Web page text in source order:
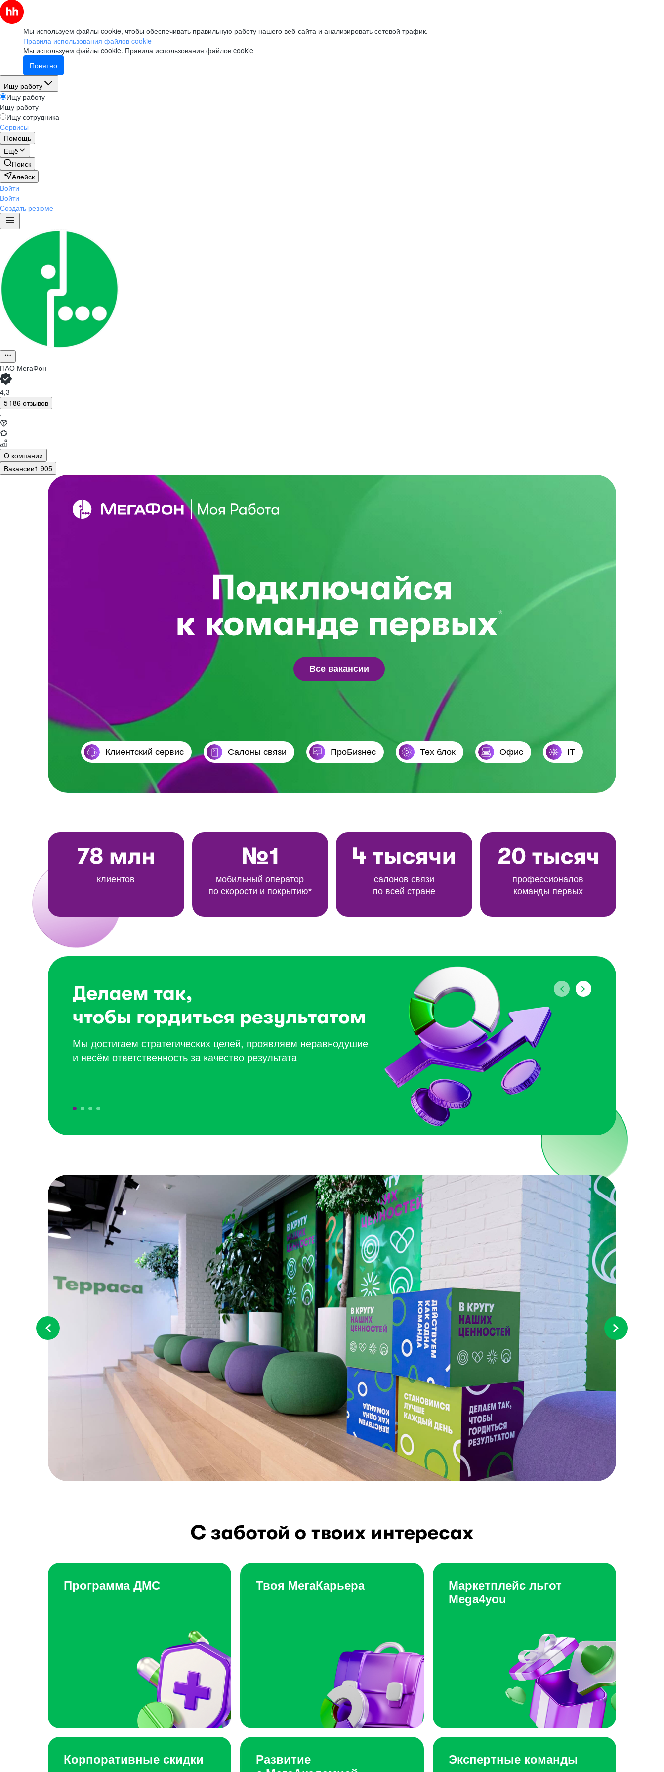
Мы используем файлы cookie, чтобы обеспечивать правильную работу нашего веб-сайта и анализировать сетевой трафик.
Правила использования файлов cookie
Мы используем файлы cookie. Правила использования файлов cookie
Понятно
Ищу работу
Ищу работу
Ищу работу
Ищу сотрудника
Сервисы
Помощь
Ещё
Поиск
Алейск
Войти
Войти
Создать резюме
ПАО МегаФон
4,3
5 186 отзывов
·
О компании
Вакансии1 905
Клиентский сервис Cалоны связи ПроБизнес Тех блок Офис IT
Все вакансии
клиентов
мобильный оператор
по скорости и покрытию*
салонов связи
по всей стране
профессионалов
команды первых
Мы достигаем стратегических целей, проявляем неравнодушие
и несём ответственность за качество результата
Программа ДМС Твоя МегаКарьера
Маркетплейс льгот
Mega4you
Корпоративные скидки
Развитие
Экспертные команды